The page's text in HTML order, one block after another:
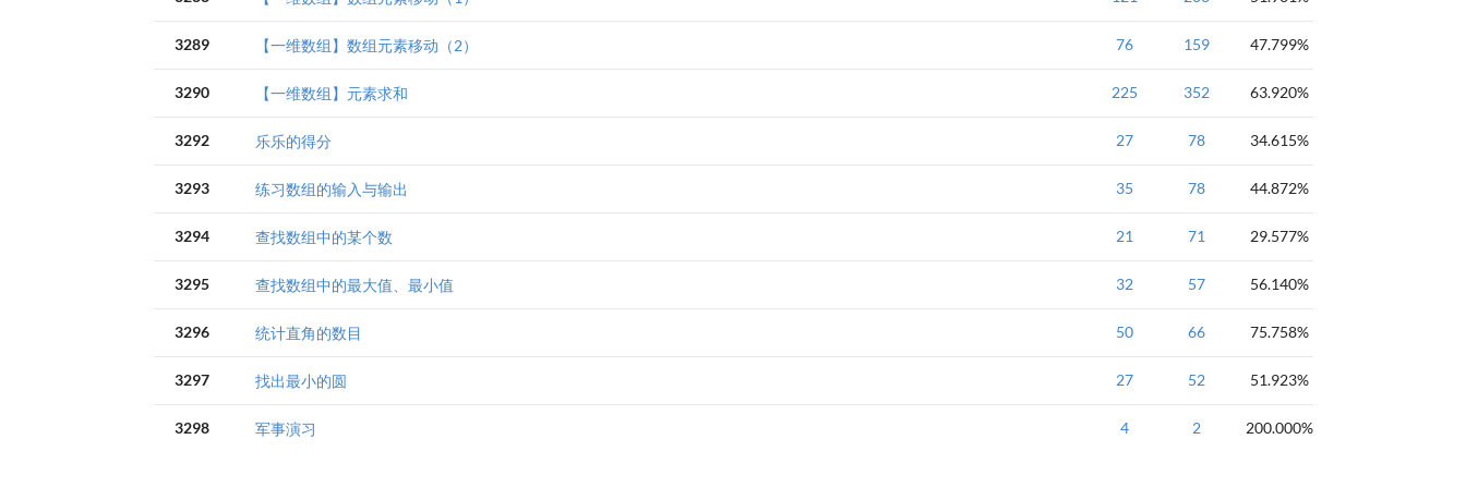
3289 【一维数组】数组元素移动（2） 语言基础-数组
76 159 47.799%
3290 【一维数组】元素求和 语言基础-数组 前缀和
225 352 63.920%
3292 乐乐的得分 教学题-一维数组
27 78 34.615%
3293 练习数组的输入与输出 教学题-一维数组
35 78 44.872%
3294 查找数组中的某个数 教学题-一维数组
21 71 29.577%
3295 查找数组中的最大值、最小值 教学题-一维数组
32 57 56.140%
3296 统计直角的数目 教学题-一维数组
50 66 75.758%
3297 找出最小的圆 教学题-一维数组
27 52 51.923%
3298 军事演习 教学题-一维数组
4 2 200.000%